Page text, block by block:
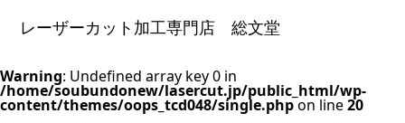
レーザーカット加工専門店 総文堂
Warning: Undefined array key 0 in
/home/soubundonew/lasercut.jp/public_html/wp-
content/themes/oops_tcd048/single.phpon line20